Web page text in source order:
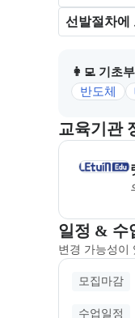
선발절차에
👩‍💻 기초
반도체
이 섹션에서
교육기관
렛유인에
일정 & 수
변경 가능성이
교육과정 일
모집마감
수업일정